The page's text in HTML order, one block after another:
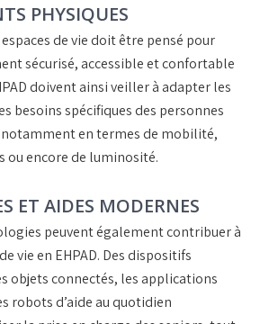
PHYSIQUES
de vie doit être pensé pour
sécurisé, accessible et confortable
doivent ainsi veiller à adapter les
besoins spécifiques des personnes
en termes de mobilité,
ou encore de luminosité.
ET AIDES MODERNES
peuvent également contribuer à
vie en EHPAD. Des dispositifs
objets connectés, les applications
robots d’aide au quotidien